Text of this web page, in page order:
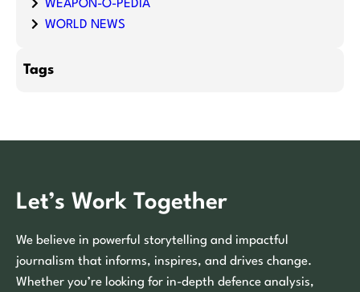
WEAPON-O-PEDIA
WORLD NEWS
Tags
Let’s Work Together
We believe in powerful storytelling and impactful
journalism that informs, inspires, and drives change.
Whether you’re looking for in-depth defence analysis,